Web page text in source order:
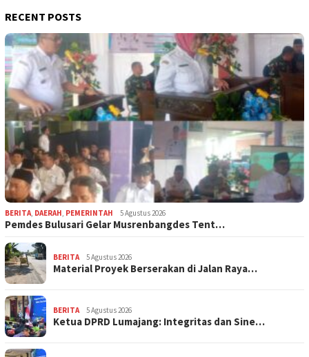
RECENT POSTS
BERITA DAERAH PEMERINTAH 5 Agustus 2026
Pemdes Bulusari Gelar Musrenbangdes Tent…
BERITA 5 Agustus 2026
Material Proyek Berserakan di Jalan Raya…
BERITA 5 Agustus 2026
Ketua DPRD Lumajang: Integritas dan Sine…